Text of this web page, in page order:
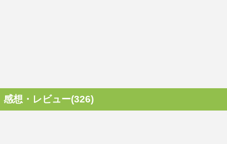
感想・レビュー(326)